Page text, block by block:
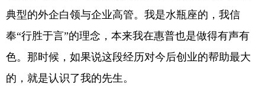
典型的外企白领与企业高管。我是水瓶座的，我信
奉“行胜于言”的理念，本来我在惠普也是做得有声有
色。那时候，如果说这段经历对今后创业的帮助最大
的，就是认识了我的先生。